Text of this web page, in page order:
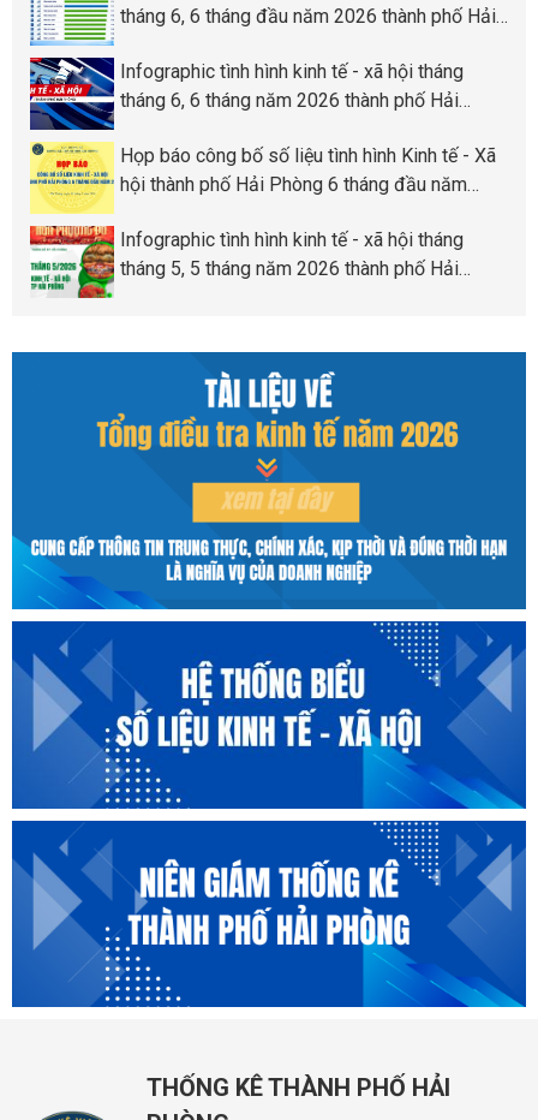
tháng 6, 6 tháng đầu năm 2026 thành phố Hải
Infographic tình hình kinh tế - xã hội tháng
tháng 6, 6 tháng năm 2026 thành phố Hải
Họp báo công bố số liệu tình hình Kinh tế - Xã
hội thành phố Hải Phòng 6 tháng đầu năm
Infographic tình hình kinh tế - xã hội tháng
tháng 5, 5 tháng năm 2026 thành phố Hải
THỐNG KÊ THÀNH PHỐ HẢI